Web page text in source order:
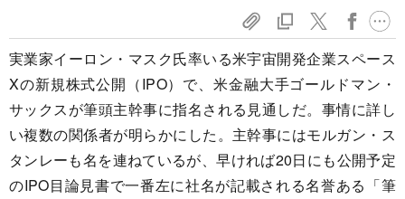
実業家イーロン・マスク氏率いる米宇宙開発企業スペース
Xの新規株式公開（IPO）で、米金融大手ゴールドマン・
サックスが筆頭主幹事に指名される見通しだ。事情に詳し
い複数の関係者が明らかにした。主幹事にはモルガン・ス
タンレーも名を連ねているが、早ければ20日にも公開予定
のIPO目論見書で一番左に社名が記載される名誉ある「筆